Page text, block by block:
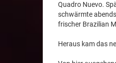
Quadro Nuevo.
schwärmte
frischer Brazilian
Heraus kam das